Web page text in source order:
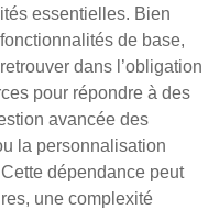
essentielles. Bien
de base,
dans l’obligation
pour répondre à des
avancée des
la personnalisation
dépendance peut
une complexité